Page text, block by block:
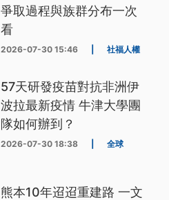
爭取過程與族群分布一次
看
2026-07-30 15:46 社福人權
57天研發疫苗對抗非洲伊
波拉最新疫情 牛津大學團
隊如何辦到？
2026-07-30 18:38 全球
熊本10年迢迢重建路 一文